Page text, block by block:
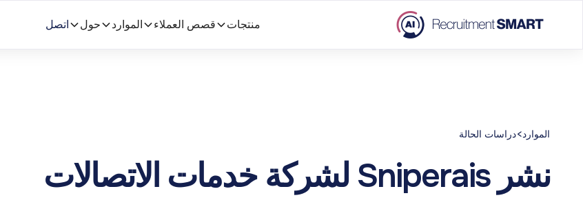
منتجات قصص العملاء الموارد حول اتصل
الموارد>دراسات الحالة
نشر Sniperais لشركة خدمات الاتصالات